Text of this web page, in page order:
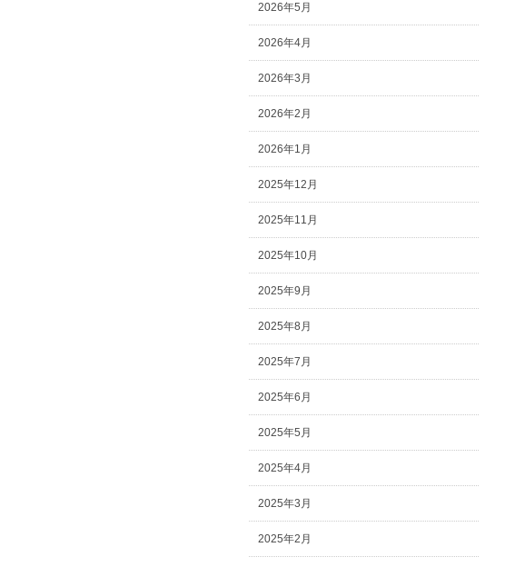
2026年5月
2026年4月
2026年3月
2026年2月
2026年1月
2025年12月
2025年11月
2025年10月
2025年9月
2025年8月
2025年7月
2025年6月
2025年5月
2025年4月
2025年3月
2025年2月